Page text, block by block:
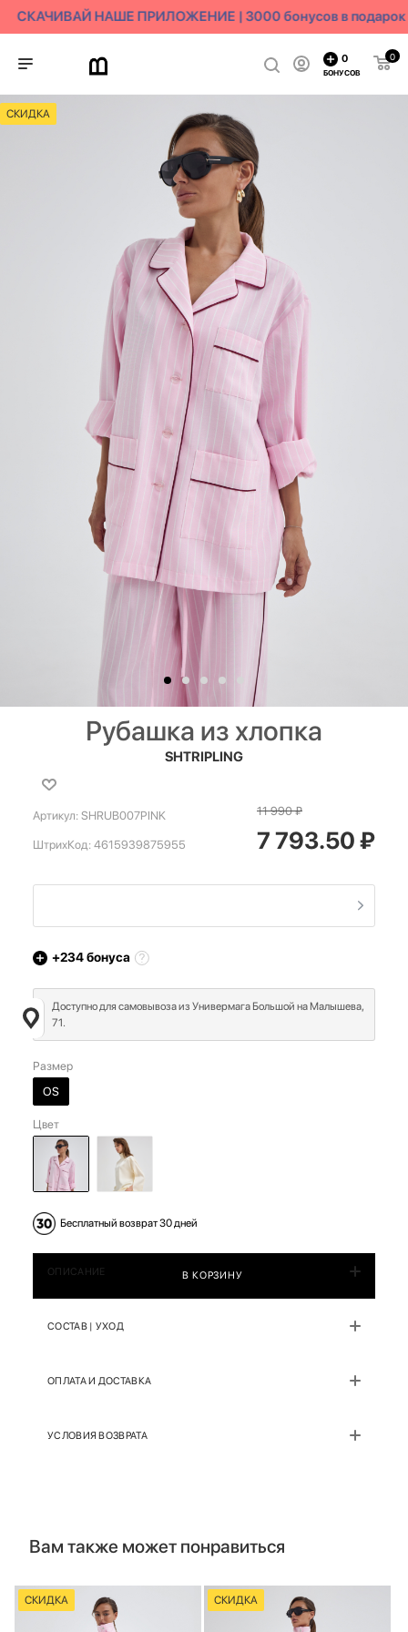
СКАЧИВАЙ НАШЕ ПРИЛОЖЕНИЕ | 3000 бонусов в подарок
0
0
БОНУСОВ
СКИДКА
Рубашка из хлопка
SHTRIPLING
Артикул: SHRUB007PINK
ШтрихКод: 4615939875955
11 990₽
7 793.50₽
+234бонуса
Доступно для самовывоза из Универмага Большой на Малышева,
71.
Размер
OS
Цвет
Бесплатный возврат 30 дней
В КОРЗИНУ
ОПИСАНИЕ
СОСТАВ | УХОД
ОПЛАТА И ДОСТАВКА
УСЛОВИЯ ВОЗВРАТА
Вам также может понравиться
СКИДКА СКИДКА